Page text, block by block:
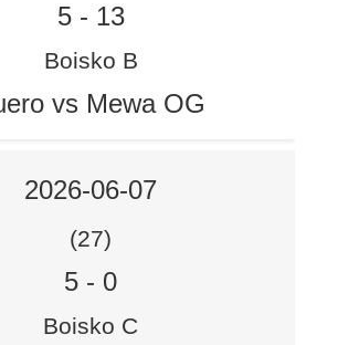
5- 13
Boisko B
vs Mewa OG
2026-06-07
(27)
5 - 0
Boisko C